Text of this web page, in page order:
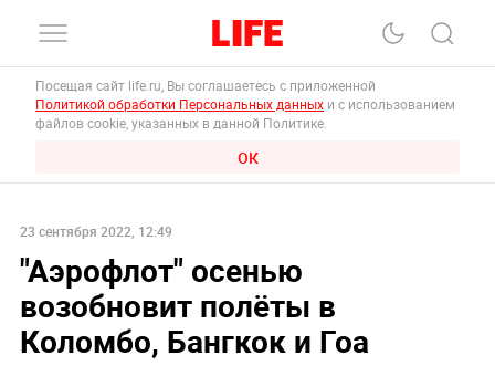
Посещая сайт life.ru, Вы соглашаетесь с приложенной
Политикой обработки Персональных данных и с использованием
файлов cookie, указанных в данной Политике.
ОК
23 сентября 2022, 12:49
"Аэрофлот" осенью
возобновит полёты в
Коломбо, Бангкок и Гоа